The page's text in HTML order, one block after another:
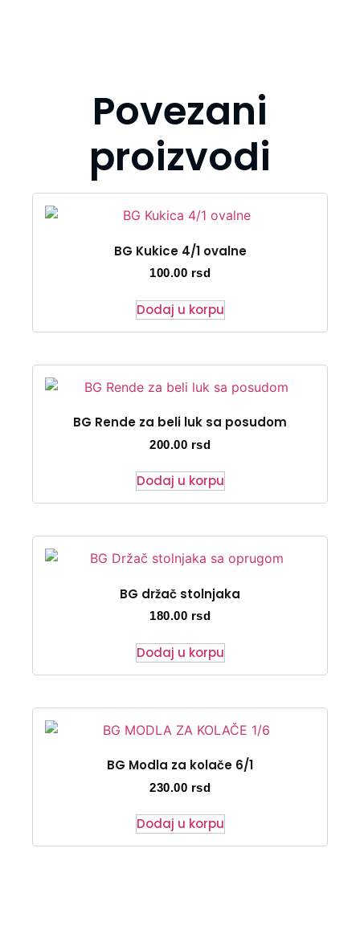
Povezani
proizvodi
BG Kukice 4/1 ovalne
100.00 rsd
Dodaj u korpu
BG Rende za beli luk sa posudom
200.00 rsd
Dodaj u korpu
BG držač stolnjaka
180.00 rsd
Dodaj u korpu
BG Modla za kolače 6/1
230.00 rsd
Dodaj u korpu